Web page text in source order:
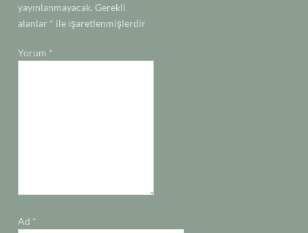
yayınlanmayacak. Gerekli
alanlar * ile işaretlenmişlerdir
Yorum *
Ad *